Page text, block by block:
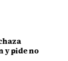
y pide no